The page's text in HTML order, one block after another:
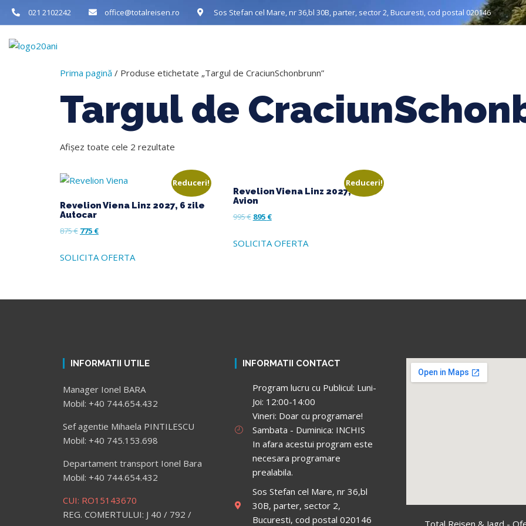
021 2102242 office@totalreisen.ro Sos Stefan cel Mare, nr 36,bl 30B, parter, sector 2, Bucuresti, cod postal 020146
Prima pagină / Produse etichetate „Targul de CraciunSchonbrunn”
Targul de
Afișez toate cele 2 rezultate
Reduceri!
Revelion Viena Linz 2027, 6 zile
Autocar
875€ 775 €
SOLICITA OFERTA
Reduceri!
Revelion Viena Linz 2027, 4 zile
Avion
995€ 895 €
SOLICITA OFERTA
INFORMATII UTILE
Manager Ionel BARA
Mobil: +40 744.654.432
Sef agentie Mihaela PINTILESCU
Mobil: +40 745.153.698
Departament transport Ionel Bara
Mobil: +40 744.654.432
CUI: RO15143670
REG. COMERTULUI: J 40 / 792 /
INFORMATII CONTACT
Program lucru cu Publicul: Luni-
Joi: 12:00-14:00
Vineri: Doar cu programare!
Sambata - Duminica: INCHIS
In afara acestui program este
necesara programare
prealabila.
Sos Stefan cel Mare, nr 36,bl
30B, parter, sector 2,
Bucuresti, cod postal 020146